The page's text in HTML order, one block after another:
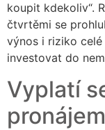
koupit kdekoliv“.
čtvrtěmi se
výnos i riziko
investovat do
Vyplatí